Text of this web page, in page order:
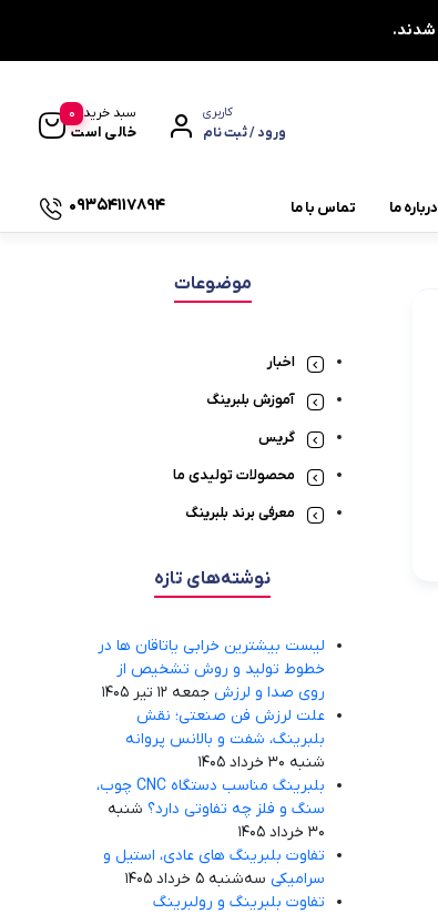
کاربری
ورود / ثبت نام
سبد خرید
خالی است
0
یاتاقان کشویی UCT
یاتاقان صنعتی
درباره ما تماس با ما 09354117894
موضوعات
اخبار
آموزش بلبرینگ
گریس
محصولات تولیدی ما
معرفی برند بلبرینگ
نوشته‌های تازه
لیست بیشترین خرابی‌ یاتاقان ها در
خطوط تولید و روش تشخیص از
روی صدا و لرزش جمعه 12 تیر 1405
علت لرزش فن صنعتی؛ نقش
بلبرینگ، شفت و بالانس پروانه
شنبه 30 خرداد 1405
بلبرینگ مناسب دستگاه CNC چوب،
سنگ و فلز چه تفاوتی دارد؟ شنبه
30 خرداد 1405
تفاوت بلبرینگ های عادی، استیل و
سرامیکی سه‌شنبه 5 خرداد 1405
تفاوت بلبرینگ و رولبرینگ